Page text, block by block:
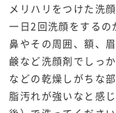
メリハリをつけた洗
一日2回洗顔をするの
鼻やその周囲、額、
鹸など洗顔剤でしっ
などの乾燥しがちな
脂汚れが強いなと感